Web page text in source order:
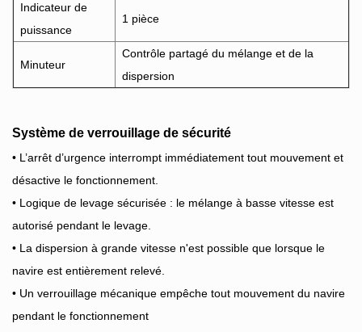
Indicateur de
puissance
1 pièce
Minuteur
Contrôle partagé du mélange et de la
dispersion
Système de verrouillage de sécurité
• L’arrêt d’urgence interrompt immédiatement tout mouvement et
désactive le fonctionnement.
• Logique de levage sécurisée : le mélange à basse vitesse est
autorisé pendant le levage.
• La dispersion à grande vitesse n'est possible que lorsque le
navire est entièrement relevé.
• Un verrouillage mécanique empêche tout mouvement du navire
pendant le fonctionnement